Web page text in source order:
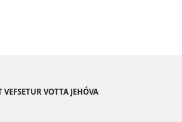
VOTTA JEHÓVA